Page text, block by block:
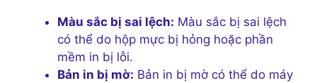
Màu sắc bị sai lệch: Màu sắc bị sai lệch
có thể do hộp mực bị hỏng hoặc phần
mềm in bị lỗi.
Bản in bị mờ: Bản in bị mờ có thể do máy